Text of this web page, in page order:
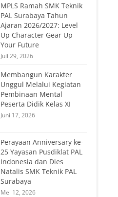
MPLS Ramah SMK Teknik
PAL Surabaya Tahun
Ajaran 2026/2027: Level
Up Character Gear Up
Your Future
Juli 29, 2026
Membangun Karakter
Unggul Melalui Kegiatan
Pembinaan Mental
Peserta Didik Kelas XI
Juni 17, 2026
Perayaan Anniversary ke-
25 Yayasan Pusdiklat PAL
Indonesia dan Dies
Natalis SMK Teknik PAL
Surabaya
Mei 12, 2026